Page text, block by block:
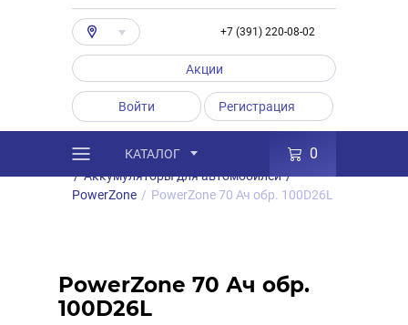
+7 (391) 220-08-02
Акции
Войти Регистрация
КАТАЛОГ 0
Каталог / Товары
Аккумуляторы
/ Аккумуляторы для автомобилей /
PowerZone / PowerZone 70 Ач обр. 100D26L
PowerZone 70 Ач обр.
100D26L